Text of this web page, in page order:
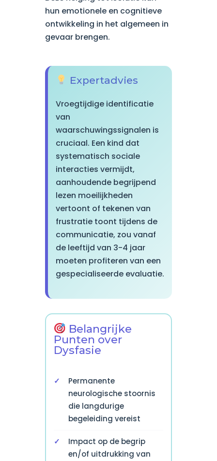
hun emotionele en cognitieve
ontwikkeling in het algemeen in
gevaar brengen.
Expertadvies
Vroegtijdige identificatie
van
waarschuwingssignalen is
cruciaal. Een kind dat
systematisch sociale
interacties vermijdt,
aanhoudende begrijpend
lezen moeilijkheden
vertoont of tekenen van
frustratie toont tijdens de
communicatie, zou vanaf
de leeftijd van 3-4 jaar
moeten profiteren van een
gespecialiseerde evaluatie.
Belangrijke
Punten over
Dysfasie
Permanente
neurologische stoornis
die langdurige
begeleiding vereist
Impact op de begrip
en/of uitdrukking van